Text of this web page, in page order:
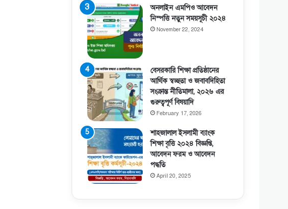
অনলাইন এমপিও আবেদন
নিস্পত্তি নতুন সময়সূচী ২০২৪
November 22, 2024
বেসরকারি শিক্ষা প্রতিষ্ঠানের
আর্থিক স্বচ্ছতা ও জবাবদিহিতা
সংক্রান্ত নীতিমালা, ২০২৬ এর
গুরুত্বপূর্ণ বিষয়াদি
February 17, 2026
শাহজালাল ইসলামী ব্যাংক
শিক্ষা বৃত্তি ২০২৪ বিজ্ঞপ্তি,
আবেদন ফরম ও আবেদন
পদ্ধতি
April 20, 2025